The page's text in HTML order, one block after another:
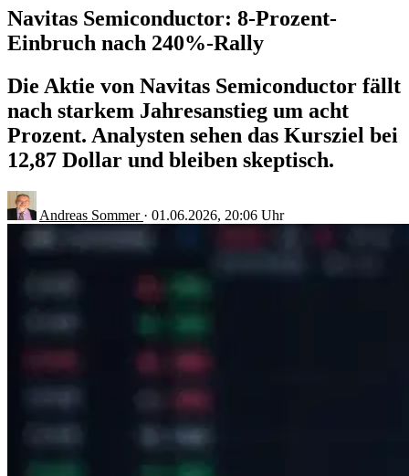
Navitas Semiconductor: 8-Prozent-
Einbruch nach 240%-Rally
Die Aktie von Navitas Semiconductor fällt
nach starkem Jahresanstieg um acht
Prozent. Analysten sehen das Kursziel bei
12,87 Dollar und bleiben skeptisch.
Andreas Sommer · 01.06.2026, 20:06 Uhr